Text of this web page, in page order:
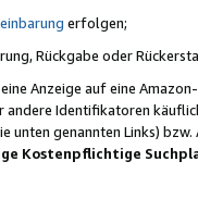
erfolgen;
Rückgabe oder
Anzeige auf eine
Identifikatoren
unten genannten Links)
Kostenpflichtige